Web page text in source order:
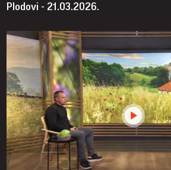
Plodovi - 21.03.2026.